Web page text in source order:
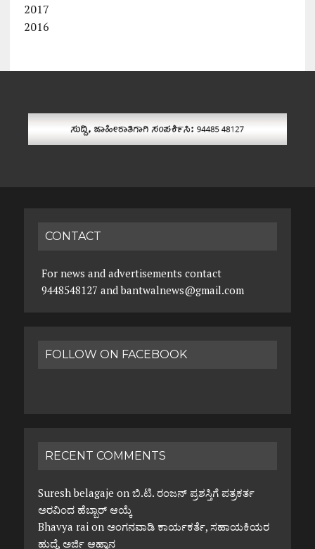
2017
2016
CONTACT
For news and advertisements contact
9448548127 and bantwalnews@gmail.com
FOLLOW ON FACEBOOK
RECENT COMMENTS
Suresh belagaje on ಬಿ.ಟಿ. ರಂಜನ್ ಪ್ರಶಸ್ತಿಗೆ ಪತ್ರಕರ್ತ
ಅರವಿಂದ ಹೆಬ್ಬಾರ್ ಆಯ್ಕೆ
Bhavya raion ಅಂಗನವಾಡಿ ಕಾರ್ಯಕರ್ತೆ, ಸಹಾಯಕಿಯರ
ಹುದ್ದೆ, ಅರ್ಜಿ ಆಹ್ವಾನ